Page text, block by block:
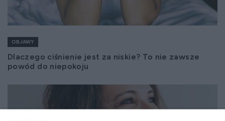
OBJAWY
Dlaczego ciśnienie jest za niskie? To nie zawsze
powód do niepokoju